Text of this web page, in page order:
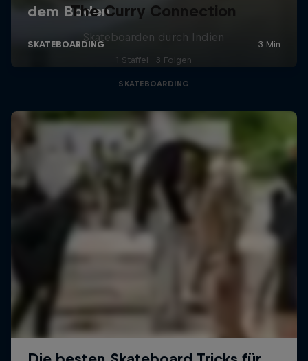
The Curry Connection
Skateboarden durch Indien
1 Staffel · 3 Folgen
SKATEBOARDING